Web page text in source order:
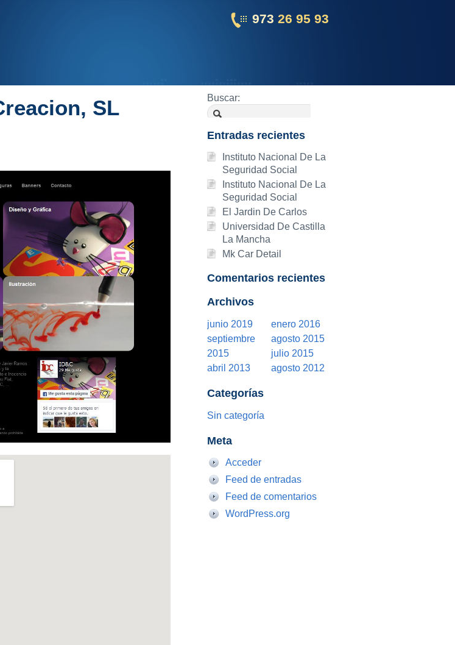
973 26 95 93
SL Buscar:
Entradas recientes
Instituto Nacional De La
Seguridad Social
Instituto Nacional De La
Seguridad Social
El Jardin De Carlos
Universidad De Castilla
La Mancha
Mk Car Detail
Comentarios recientes
Archivos
junio 2019
enero 2016
septiembre
2015
agosto 2015
julio 2015
abril 2013
agosto 2012
Categorías
Sin categoría
Meta
Acceder
Feed de entradas
Feed de comentarios
WordPress.org